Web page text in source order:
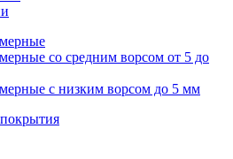
со средним ворсом от 5 до
с низким ворсом до 5 мм